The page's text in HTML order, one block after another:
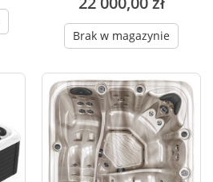
Brak w magazynie